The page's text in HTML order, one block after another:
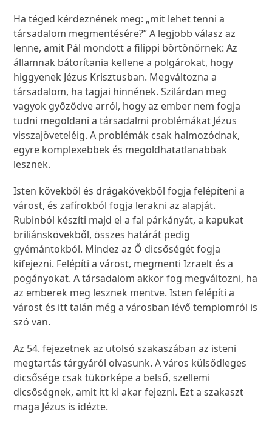
Ha téged kérdeznének meg: „mit lehet tenni a
társadalom megmentésére?” A legjobb válasz az
lenne, amit Pál mondott a filippi börtönőrnek: Az
államnak bátorítania kellene a polgárokat, hogy
higgyenek Jézus Krisztusban. Megváltozna a
társadalom, ha tagjai hinnének. Szilárdan meg
vagyok győződve arról, hogy az ember nem fogja
tudni megoldani a társadalmi problémákat Jézus
visszajöveteléig. A problémák csak halmozódnak,
egyre komplexebbek és megoldhatatlanabbak
lesznek.
Isten kövekből és drágakövekből fogja felépíteni a
várost, és zafírokból fogja lerakni az alapját.
Rubinból készíti majd el a fal párkányát, a kapukat
briliánskövekből, összes határát pedig
gyémántokból. Mindez az Ő dicsőségét fogja
kifejezni. Felépíti a várost, megmenti Izraelt és a
pogányokat. A társadalom akkor fog megváltozni, ha
az emberek meg lesznek mentve. Isten felépíti a
várost és itt talán még a városban lévő templomról is
szó van.
Az 54. fejezetnek az utolsó szakaszában az isteni
megtartás tárgyáról olvasunk. A város külsődleges
dicsősége csak tükörképe a belső, szellemi
dicsőségnek, amit itt ki akar fejezni. Ezt a szakaszt
maga Jézus is idézte.